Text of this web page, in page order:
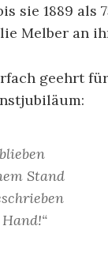
sie 1889
Melber an
geehrt
Stand